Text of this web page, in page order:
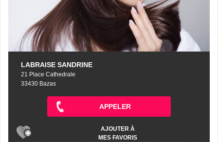
LABRAISE SANDRINE
21 Place Cathedrale
33430 Bazas
APPELER
AJOUTER À
MES FAVORIS